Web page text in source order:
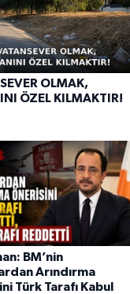
OLMAK,
ÖZEL KILMAKTIR!
BM’nin
Arındırma
Türk Tarafı Kabul